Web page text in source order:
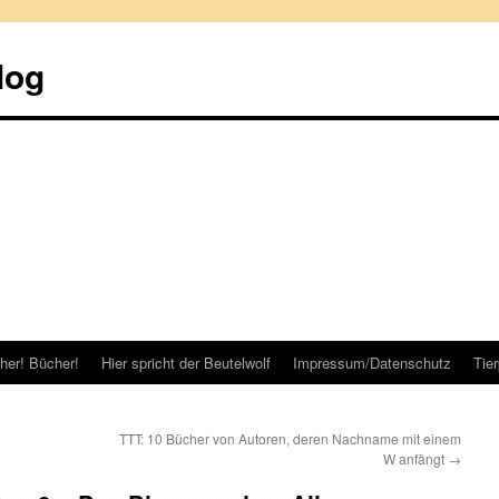
Bücher! Hier spricht der Beutelwolf Impressum/Datenschutz
TTT: 10 Bücher von Autoren, deren Nachname mit einem
W anfängt →